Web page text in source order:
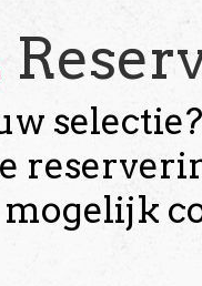
mogelijk